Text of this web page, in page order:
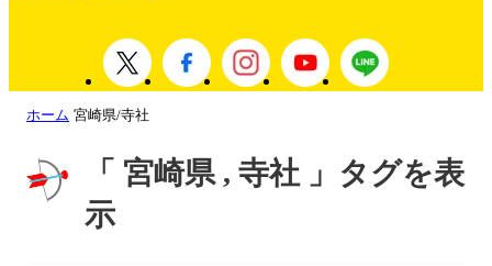
ホーム 宮崎県/寺社
「 宮崎県 , 寺社 」タグを表
示